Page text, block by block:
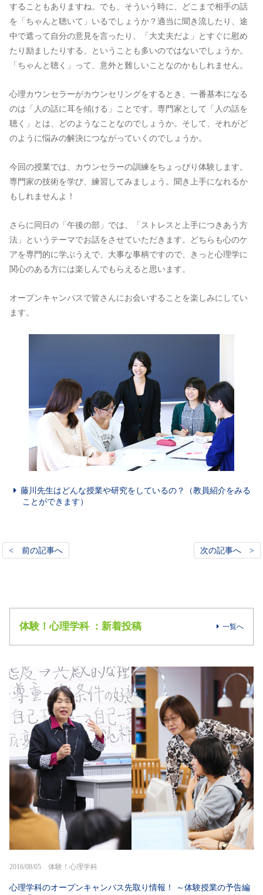
することもありますね。でも、そういう時に、どこまで相手の話
を「ちゃんと聴いて」いるでしょうか？適当に聞き流したり、途
中で遮って自分の意見を言ったり、「大丈夫だよ」とすぐに慰め
たり励ましたりする、ということも多いのではないでしょうか。
「ちゃんと聴く」って、意外と難しいことなのかもしれません。
心理カウンセラーがカウンセリングをするとき、一番基本になる
のは「人の話に耳を傾ける」ことです。専門家として「人の話を
聴く」とは、どのようなことなのでしょうか。そして、それがど
のように悩みの解決につながっていくのでしょうか。
今回の授業では、カウンセラーの訓練をちょっぴり体験します。
専門家の技術を学び、練習してみましょう。聞き上手になれるか
もしれませんよ！
さらに同日の「午後の部」では、「ストレスと上手につきあう方
法」というテーマでお話をさせていただきます。どちらも心のケ
アを専門的に学ぶうえで、大事な事柄ですので、きっと心理学に
関心のある方には楽しんでもらえると思います。
オープンキャンパスで皆さんにお会いすることを楽しみにしてい
ます。
藤川先生はどんな授業や研究をしているの？（教員紹介をみる
ことができます）
< 前の記事へ 次の記事へ >
体験！心理学科 ：新着投稿 一覧へ
2016/08/05 体験！心理学科
心理学科のオープンキャンパス先取り情報！ ～体験授業の予告編